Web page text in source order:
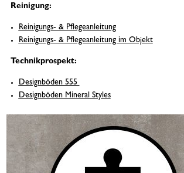
Reinigung:
Reinigungs- & Pflegeanleitung
Reinigungs- & Pflegeanleitung im Objekt
Technikprospekt:
Designböden 555
Designböden Mineral Styles